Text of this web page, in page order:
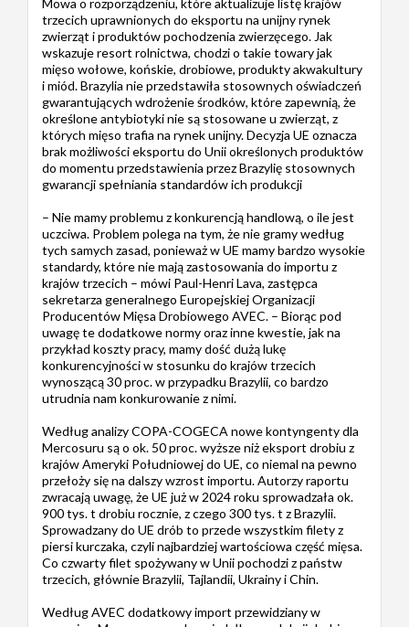
Mowa o rozporządzeniu, które aktualizuje listę krajów
trzecich uprawnionych do eksportu na unijny rynek
zwierząt i produktów pochodzenia zwierzęcego. Jak
wskazuje resort rolnictwa, chodzi o takie towary jak
mięso wołowe, końskie, drobiowe, produkty akwakultury
i miód. Brazylia nie przedstawiła stosownych oświadczeń
gwarantujących wdrożenie środków, które zapewnią, że
określone antybiotyki nie są stosowane u zwierząt, z
których mięso trafia na rynek unijny. Decyzja UE oznacza
brak możliwości eksportu do Unii określonych produktów
do momentu przedstawienia przez Brazylię stosownych
gwarancji spełniania standardów ich produkcji
– Nie mamy problemu z konkurencją handlową, o ile jest
uczciwa. Problem polega na tym, że nie gramy według
tych samych zasad, ponieważ w UE mamy bardzo wysokie
standardy, które nie mają zastosowania do importu z
krajów trzecich – mówi Paul-Henri Lava, zastępca
sekretarza generalnego Europejskiej Organizacji
Producentów Mięsa Drobiowego AVEC. – Biorąc pod
uwagę te dodatkowe normy oraz inne kwestie, jak na
przykład koszty pracy, mamy dość dużą lukę
konkurencyjności w stosunku do krajów trzecich
wynoszącą 30 proc. w przypadku Brazylii, co bardzo
utrudnia nam konkurowanie z nimi.
Według analizy COPA-COGECA nowe kontyngenty dla
Mercosuru są o ok. 50 proc. wyższe niż eksport drobiu z
krajów Ameryki Południowej do UE, co niemal na pewno
przełoży się na dalszy wzrost importu. Autorzy raportu
zwracają uwagę, że UE już w 2024 roku sprowadzała ok.
900 tys. t drobiu rocznie, z czego 300 tys. t z Brazylii.
Sprowadzany do UE drób to przede wszystkim filety z
piersi kurczaka, czyli najbardziej wartościowa część mięsa.
Co czwarty filet spożywany w Unii pochodzi z państw
trzecich, głównie Brazylii, Tajlandii, Ukrainy i Chin.
Według AVEC dodatkowy import przewidziany w